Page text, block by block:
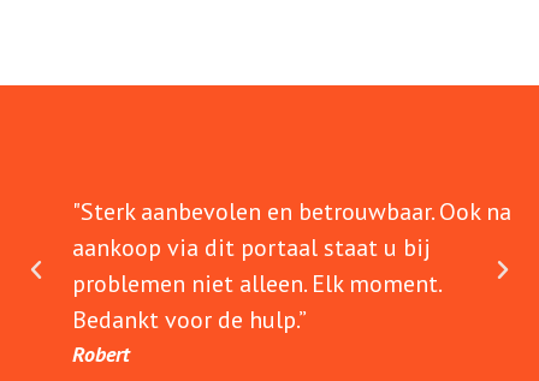
"Sterk aanbevolen en betrouwbaar. Ook na
aankoop via dit portaal staat u bij
problemen niet alleen. Elk moment.
Bedankt voor de hulp.”
Robert